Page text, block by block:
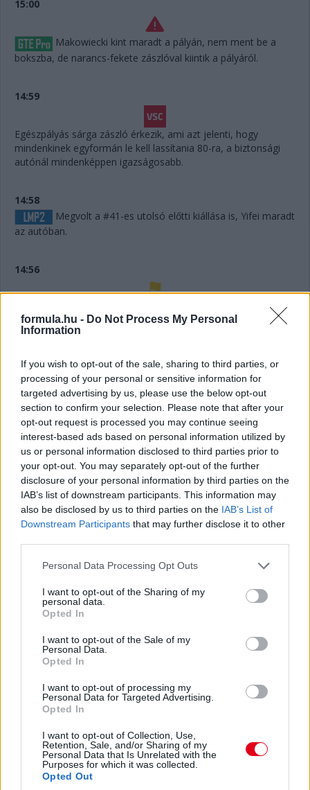
formula.hu - Do Not Process My Personal
Information
If you wish to opt-out of the sale, sharing to third parties, or
processing of your personal or sensitive information for
targeted advertising by us, please use the below opt-out
section to confirm your selection. Please note that after your
opt-out request is processed you may continue seeing
interest-based ads based on personal information utilized by
us or personal information disclosed to third parties prior to
your opt-out. You may separately opt-out of the further
disclosure of your personal information by third parties on the
IAB’s list of downstream participants. This information may
also be disclosed by us to third parties on the IAB’s List of
Downstream Participants that may further disclose it to other
Please note that this website/app uses one or more Google
not limited to your visit or usage behaviour. You may click to
grant or deny consent to Google and its third-party tags to
use your data for below specified purposes in below Google
consent section.
Personal Data Processing Opt Outs
I want to opt-out of the Sharing of my
personal data.
Opted In
I want to opt-out of the Sale of my
Personal Data.
Opted In
I want to opt-out of processing my
Personal Data for Targeted Advertising.
Opted In
I want to opt-out of Collection, Use,
Retention, Sale, and/or Sharing of my
Personal Data that Is Unrelated with the
Purposes for which it was collected.
Opted Out
15:00
Makowiecki kint maradt a pályán, nem ment be a
bokszba, de narancs-fekete zászlóval kiintik a pályáról.
14:59
Egészpályás sárga zászló érkezik, ami azt jelenti, hogy
mindenkinek egyformán le kell lassítania 80-ra, a biztonsági
autónál mindenképpen igazságosabb.
14:58
Megvolt a #41-es utolsó előtti kiállása is, Yifei maradt
az autóban.
14:56
Húha! Makowiecki keresztülszáguldott az utolsó
sikánon, és elhagyta a diffúzorát! Aztán újabb darabok esnek
le az autóról, aminek elment a fékje a kritikus pillanatban a
14:53
A hátsó gumikat le tudták ugyan cserélni, de megint
ugrálni kellett az autón, mert az emelő, az bizony továbbra
sem működik rendesen.
14:53
Hajjajj... A #31-es kerékcserén. Vajon most sima
lesz?
14:46
estek ki, de semmi jele nincs annak, hogy ez az autó még
megmozdulna. Maradtak 45-en.
Egyre közelebb az eső. Egyre-egyre közelebb.
Akárhogy számolom, a két WRT-nek még két-két
kiállása lesz, hacsak nem jön egy hosszabb megszakítás,
lassú zóna, safety car, vagy ilyesmi.